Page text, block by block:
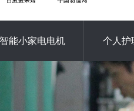
智能小家电电机 个人护